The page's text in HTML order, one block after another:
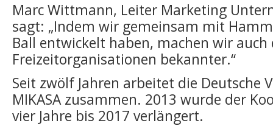
Marc Wittmann, Leiter Marketing
sagt: „Indem wir gemeinsam mit
Ball entwickelt haben, machen wir auch
Freizeitorganisationen bekannter.“
Seit zwölf Jahren arbeitet die Deutsche
MIKASA zusammen. 2013 wurde der
vier Jahre bis 2017 verlängert.